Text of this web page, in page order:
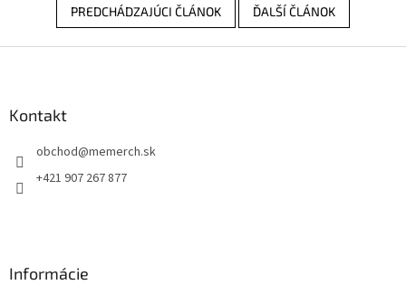
PREDCHÁDZAJÚCI ČLÁNOK ĎALŠÍ ČLÁNOK
Kontakt
obchod@memerch.sk
+421 907 267 877
Informácie